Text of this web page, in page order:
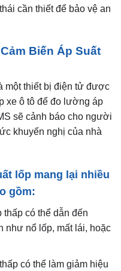
cần thiết để bảo vệ an
Biến Áp Suất
một thiết bị điện tử được
xe ô tô để đo lường áp
sẽ cảnh báo cho người
khuyến nghị của nhà
lốp mang lại nhiều
gồm:
có thể dẫn đến
như nổ lốp, mất lái, hoặc
có thể làm giảm hiệu